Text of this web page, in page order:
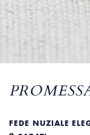
FEDE NUZIALE